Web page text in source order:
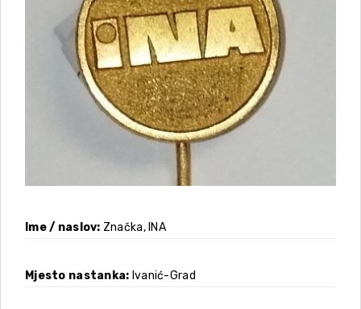
Ime / naslov Značka, INA
Mjesto nastanka Ivanić-Grad